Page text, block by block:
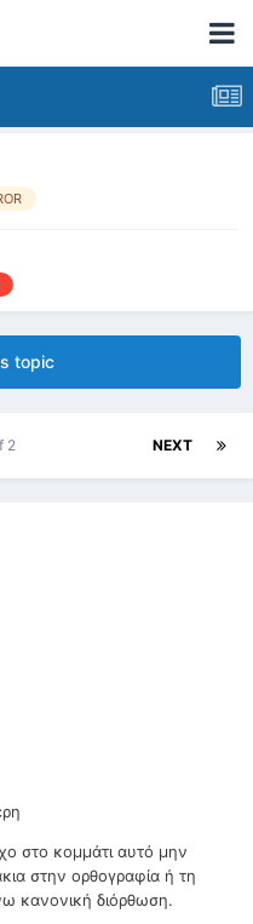
topic
NEXT
2
στο κομμάτι αυτό μην
στην ορθογραφία ή τη
κανονική διόρθωση.